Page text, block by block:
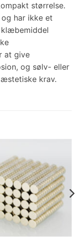
størrelse.
har ikke et
at give
og sølv- eller
krav.